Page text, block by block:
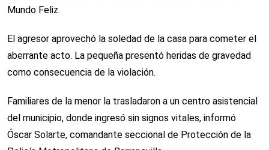
Mundo Feliz.
El agresor aprovechó la soledad de la casa para cometer el
aberrante acto. La pequeña presentó heridas de gravedad
como consecuencia de la violación.
Familiares de la menor la trasladaron a un centro asistencial
del municipio, donde ingresó sin signos vitales, informó
Óscar Solarte, comandante seccional de Protección de la